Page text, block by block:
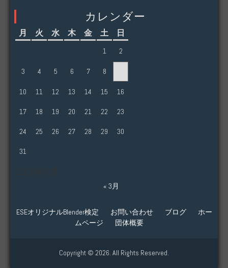
カレンダー
月 火 水 木 金 土 日
1 2
3 4 5 6 7 8
10 11 12 13 14 15 16
17 18 19 20 21 22 23
24 25 26 27 28 29 30
31
« 3月
ESEオリジナルBlender検定 お問い合わせ ブログ
ホー
ムページ
団体概要
Copyright © 2026. All Rights Reserved.